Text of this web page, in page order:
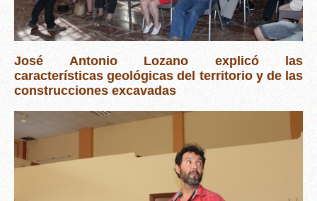
José Antonio Lozano explicó las
características geológicas del territorio y de las
construcciones excavadas